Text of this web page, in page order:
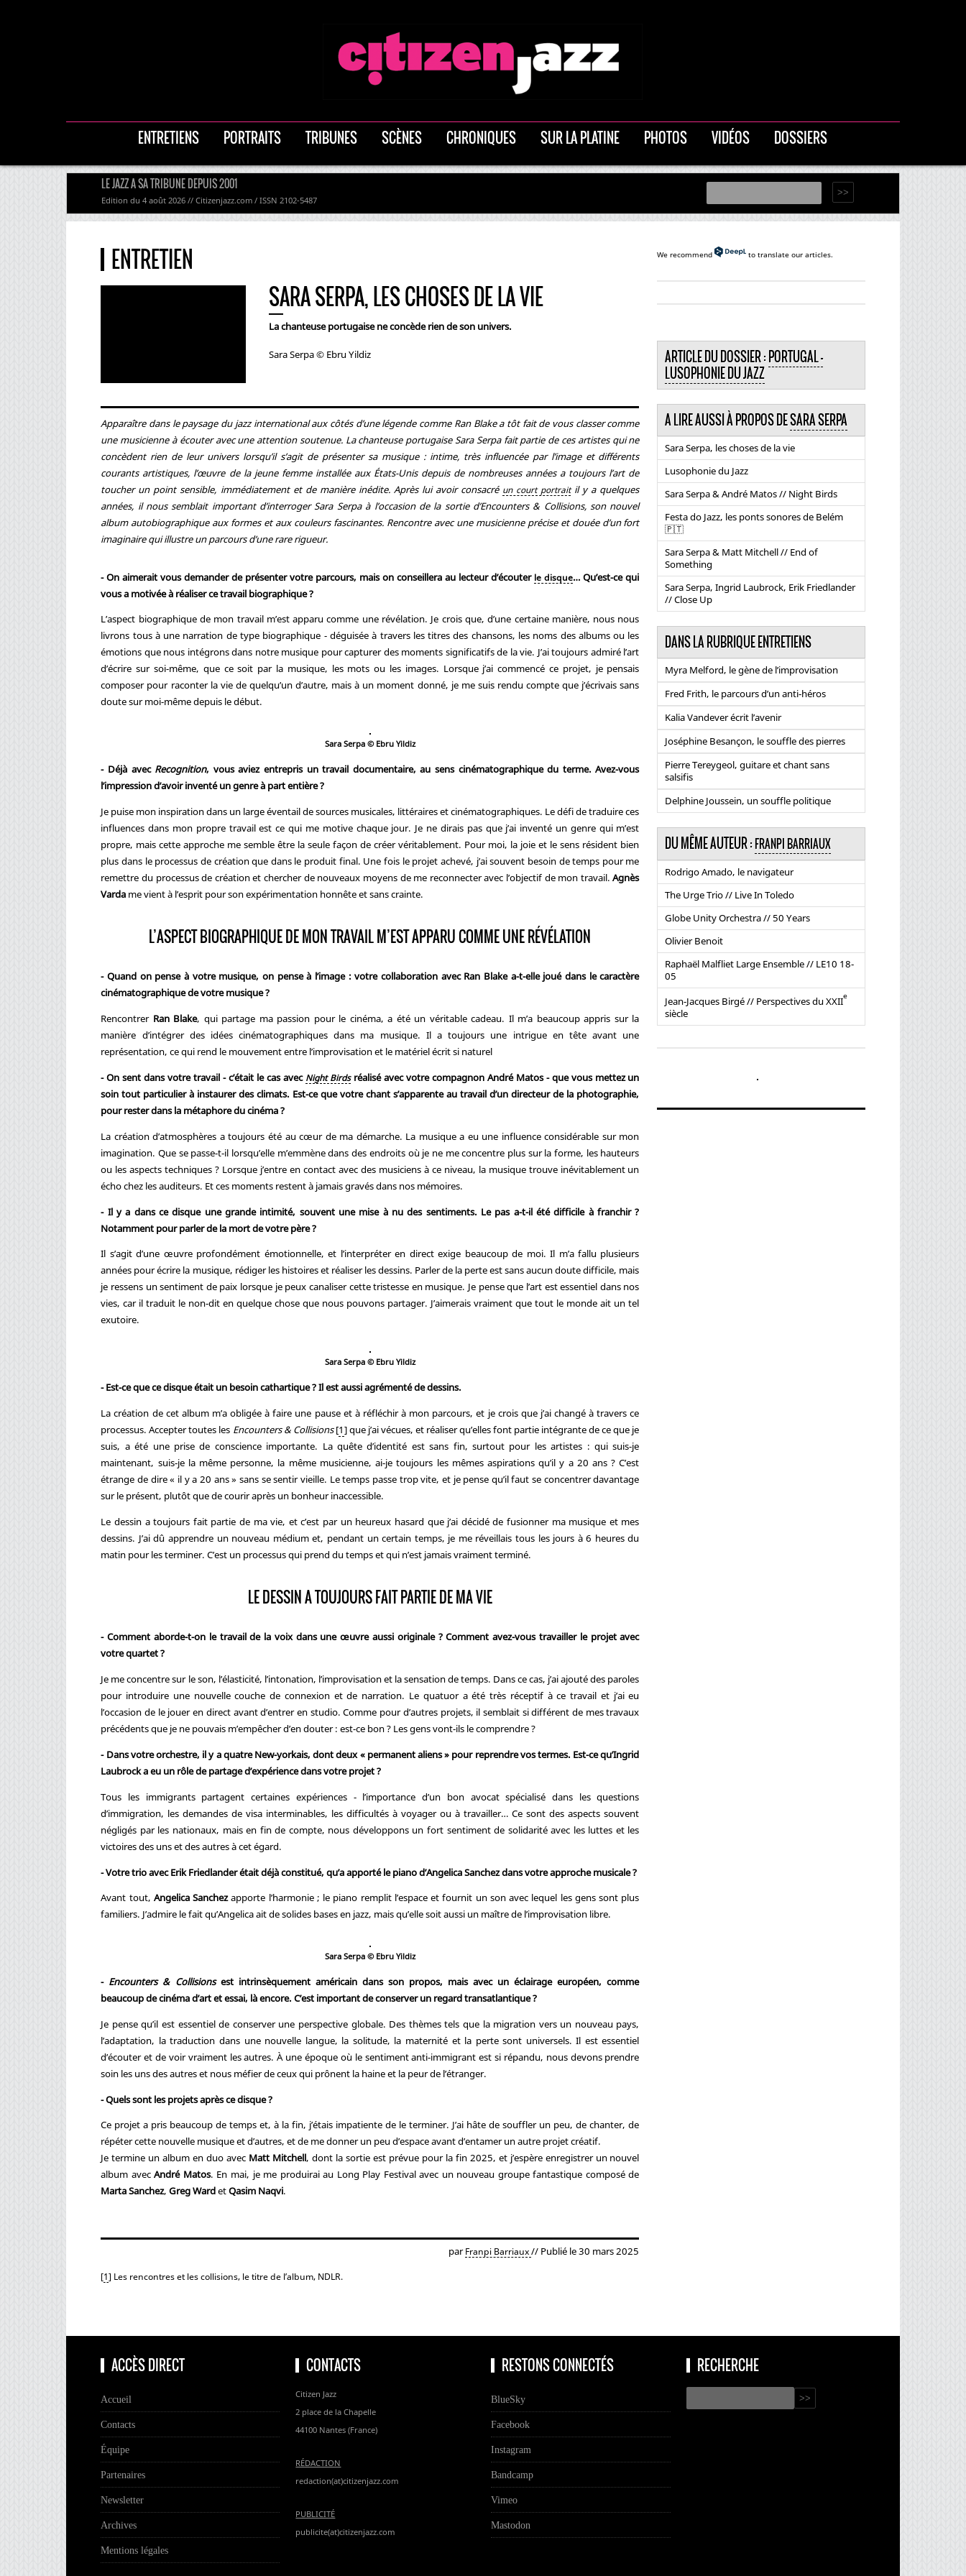
ENTRETIENS PORTRAITS TRIBUNES SCÈNES CHRONIQUES SUR LA PLATINE PHOTOS VIDÉOS DOSSIERS
LE JAZZ A SA TRIBUNE DEPUIS 2001
Edition du 4 août 2026 // Citizenjazz.com / ISSN 2102-5487
ENTRETIEN
SARA SERPA, LES CHOSES DE LA VIE
La chanteuse portugaise ne concède rien de son univers.
Sara Serpa © Ebru Yildiz
Apparaître dans le paysage du jazz international aux côtés d’une légende comme Ran Blake a tôt fait de vous classer comme
une musicienne à écouter avec une attention soutenue. La chanteuse portugaise Sara Serpa fait partie de ces artistes qui ne
concèdent rien de leur univers lorsqu’il s’agit de présenter sa musique : intime, très influencée par l’image et différents
courants artistiques, l’œuvre de la jeune femme installée aux États-Unis depuis de nombreuses années a toujours l’art de
toucher un point sensible, immédiatement et de manière inédite. Après lui avoir consacré un court portraitil y a quelques
années, il nous semblait important d’interroger Sara Serpa à l’occasion de la sortie d’Encounters & Collisions, son nouvel
album autobiographique aux formes et aux couleurs fascinantes. Rencontre avec une musicienne précise et douée d’un fort
imaginaire qui illustre un parcours d’une rare rigueur.
- On aimerait vous demander de présenter votre parcours, mais on conseillera au lecteur d’écouter le disque… Qu’est-ce qui
vous a motivée à réaliser ce travail biographique ?
L’aspect biographique de mon travail m’est apparu comme une révélation. Je crois que, d’une certaine manière, nous nous
livrons tous à une narration de type biographique - déguisée à travers les titres des chansons, les noms des albums ou les
émotions que nous intégrons dans notre musique pour capturer des moments significatifs de la vie. J’ai toujours admiré l’art
d’écrire sur soi-même, que ce soit par la musique, les mots ou les images. Lorsque j’ai commencé ce projet, je pensais
composer pour raconter la vie de quelqu’un d’autre, mais à un moment donné, je me suis rendu compte que j’écrivais sans
doute sur moi-même depuis le début.
Sara Serpa © Ebru Yildiz
- Déjà avec Recognition, vous aviez entrepris un travail documentaire, au sens cinématographique du terme. Avez-vous
l’impression d’avoir inventé un genre à part entière ?
Je puise mon inspiration dans un large éventail de sources musicales, littéraires et cinématographiques. Le défi de traduire ces
influences dans mon propre travail est ce qui me motive chaque jour. Je ne dirais pas que j’ai inventé un genre qui m’est
propre, mais cette approche me semble être la seule façon de créer véritablement. Pour moi, la joie et le sens résident bien
plus dans le processus de création que dans le produit final. Une fois le projet achevé, j’ai souvent besoin de temps pour me
remettre du processus de création et chercher de nouveaux moyens de me reconnecter avec l’objectif de mon travail.Agnès
Varda me vient à l’esprit pour son expérimentation honnête et sans crainte.
L’ASPECT BIOGRAPHIQUE DE MON TRAVAIL M’EST APPARU COMME UNE RÉVÉLATION
- Quand on pense à votre musique, on pense à l’image : votre collaboration avec Ran Blake a-t-elle joué dans le caractère
cinématographique de votre musique ?
Rencontrer Ran Blake, qui partage ma passion pour le cinéma, a été un véritable cadeau. Il m’a beaucoup appris sur la
manière d’intégrer des idées cinématographiques dans ma musique. Il a toujours une intrigue en tête avant une
représentation, ce qui rend le mouvement entre l’improvisation et le matériel écrit si naturel
- On sent dans votre travail - c’était le cas avec Night Birdsréalisé avec votre compagnon André Matos - que vous mettez un
soin tout particulier à instaurer des climats. Est-ce que votre chant s’apparente au travail d’un directeur de la photographie,
pour rester dans la métaphore du cinéma ?
La création d’atmosphères a toujours été au cœur de ma démarche. La musique a eu une influence considérable sur mon
imagination. Que se passe-t-il lorsqu’elle m’emmène dans des endroits où je ne me concentre plus sur la forme, les hauteurs
ou les aspects techniques ? Lorsque j’entre en contact avec des musiciens à ce niveau, la musique trouve inévitablement un
écho chez les auditeurs. Et ces moments restent à jamais gravés dans nos mémoires.
- Il y a dans ce disque une grande intimité, souvent une mise à nu des sentiments. Le pas a-t-il été difficile à franchir ?
Notamment pour parler de la mort de votre père ?
Il s’agit d’une œuvre profondément émotionnelle, et l’interpréter en direct exige beaucoup de moi. Il m’a fallu plusieurs
années pour écrire la musique, rédiger les histoires et réaliser les dessins. Parler de la perte est sans aucun doute difficile, mais
je ressens un sentiment de paix lorsque je peux canaliser cette tristesse en musique. Je pense que l’art est essentiel dans nos
vies, car il traduit le non-dit en quelque chose que nous pouvons partager. J’aimerais vraiment que tout le monde ait un tel
exutoire.
Sara Serpa © Ebru Yildiz
- Est-ce que ce disque était un besoin cathartique ? Il est aussi agrémenté de dessins.
La création de cet album m’a obligée à faire une pause et à réfléchir à mon parcours, et je crois que j’ai changé à travers ce
processus. Accepter toutes les Encounters & Collisions[1]que j’ai vécues, et réaliser qu’elles font partie intégrante de ce que je
suis, a été une prise de conscience importante. La quête d’identité est sans fin, surtout pour les artistes : qui suis-je
maintenant, suis-je la même personne, la même musicienne, ai-je toujours les mêmes aspirations qu’il y a 20 ans ? C’est
étrange de dire « il y a 20 ans » sans se sentir vieille. Le temps passe trop vite, et je pense qu’il faut se concentrer davantage
sur le présent, plutôt que de courir après un bonheur inaccessible.
Le dessin a toujours fait partie de ma vie, et c’est par un heureux hasard que j’ai décidé de fusionner ma musique et mes
dessins. J’ai dû apprendre un nouveau médium et, pendant un certain temps, je me réveillais tous les jours à 6 heures du
matin pour les terminer. C’est un processus qui prend du temps et qui n’est jamais vraiment terminé.
LE DESSIN A TOUJOURS FAIT PARTIE DE MA VIE
- Comment aborde-t-on le travail de la voix dans une œuvre aussi originale ? Comment avez-vous travailler le projet avec
votre quartet ?
Je me concentre sur le son, l’élasticité, l’intonation, l’improvisation et la sensation de temps. Dans ce cas, j’ai ajouté des paroles
pour introduire une nouvelle couche de connexion et de narration. Le quatuor a été très réceptif à ce travail et j’ai eu
l’occasion de le jouer en direct avant d’entrer en studio. Comme pour d’autres projets, il semblait si différent de mes travaux
précédents que je ne pouvais m’empêcher d’en douter : est-ce bon ? Les gens vont-ils le comprendre ?
- Dans votre orchestre, il y a quatre New-yorkais, dont deux « permanent aliens » pour reprendre vos termes. Est-ce qu’Ingrid
Laubrock a eu un rôle de partage d’expérience dans votre projet ?
Tous les immigrants partagent certaines expériences - l’importance d’un bon avocat spécialisé dans les questions
d’immigration, les demandes de visa interminables, les difficultés à voyager ou à travailler… Ce sont des aspects souvent
négligés par les nationaux, mais en fin de compte, nous développons un fort sentiment de solidarité avec les luttes et les
victoires des uns et des autres à cet égard.
- Votre trio avec Erik Friedlander était déjà constitué, qu’a apporté le piano d’Angelica Sanchez dans votre approche musicale ?
Avant tout, Angelica Sanchezapporte l’harmonie ; le piano remplit l’espace et fournit un son avec lequel les gens sont plus
familiers. J’admire le fait qu’Angelica ait de solides bases en jazz, mais qu’elle soit aussi un maître de l’improvisation libre.
Sara Serpa © Ebru Yildiz
- Encounters & Collisionsest intrinsèquement américain dans son propos, mais avec un éclairage européen, comme
beaucoup de cinéma d’art et essai, là encore. C’est important de conserver un regard transatlantique ?
Je pense qu’il est essentiel de conserver une perspective globale. Des thèmes tels que la migration vers un nouveau pays,
l’adaptation, la traduction dans une nouvelle langue, la solitude, la maternité et la perte sont universels. Il est essentiel
d’écouter et de voir vraiment les autres. À une époque où le sentiment anti-immigrant est si répandu, nous devons prendre
soin les uns des autres et nous méfier de ceux qui prônent la haine et la peur de l’étranger.
- Quels sont les projets après ce disque ?
Ce projet a pris beaucoup de temps et, à la fin, j’étais impatiente de le terminer. J’ai hâte de souffler un peu, de chanter, de
répéter cette nouvelle musique et d’autres, et de me donner un peu d’espace avant d’entamer un autre projet créatif.
Je termine un album en duo avec Matt Mitchell, dont la sortie est prévue pour la fin 2025, et j’espère enregistrer un nouvel
album avecAndré Matos. En mai, je me produirai au Long Play Festival avec un nouveau groupe fantastique composé de
Marta Sanchez,Greg WardetQasim Naqvi.
par Franpi Barriaux// Publié le 30 mars 2025
[1] Les rencontres et les collisions, le titre de l’album, NDLR.
We recommend to translate our articles.
ARTICLE DU DOSSIER :PORTUGAL -
LUSOPHONIE DU JAZZ
A LIRE AUSSI À PROPOS DESARA SERPA
Sara Serpa, les choses de la vie
Lusophonie du Jazz
Sara Serpa & André Matos // Night Birds
Festa do Jazz, les ponts sonores de Belém
🇵🇹
Sara Serpa & Matt Mitchell // End of
Something
Sara Serpa, Ingrid Laubrock, Erik Friedlander
// Close Up
DANS LA RUBRIQUE ENTRETIENS
Myra Melford, le gène de l’improvisation
Fred Frith, le parcours d’un anti-héros
Kalia Vandever écrit l’avenir
Joséphine Besançon, le souffle des pierres
Pierre Tereygeol, guitare et chant sans
salsifis
Delphine Joussein, un souffle politique
DU MÊME AUTEUR :FRANPI BARRIAUX
Rodrigo Amado, le navigateur
The Urge Trio // Live In Toledo
Globe Unity Orchestra // 50 Years
Olivier Benoit
Raphaël Malfliet Large Ensemble // LE10 18-
05
Jean-Jacques Birgé // Perspectives du XXIIe
siècle
ACCÈS DIRECT
Accueil
Contacts
Équipe
Partenaires
Newsletter
Archives
Mentions légales
CONTACTS
Citizen Jazz
2 place de la Chapelle
44100 Nantes (France)
RÉDACTION
redaction(at)citizenjazz.com
PUBLICITÉ
publicite(at)citizenjazz.com
RESTONS CONNECTÉS
BlueSky
Facebook
Instagram
Bandcamp
Vimeo
Mastodon
RECHERCHE